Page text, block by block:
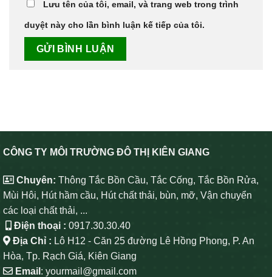
Lưu tên của tôi, email, và trang web trong trình
duyệt này cho lần bình luận kế tiếp của tôi.
CÔNG TY MÔI TRƯỜNG ĐÔ THỊ KIÊN GIANG
Chuyên: Thông Tắc Bồn Cầu, Tắc Cống, Tắc Bồn Rửa,
Mùi Hôi, Hút hầm cầu, Hút chất thải, bùn, mỡ, Vận chuyển
các loại chất thải, ...
Điện thoại : 0917.30.30.40
Địa Chỉ : Lô H12 - Căn 25 đường Lê Hồng Phong, P. An
Hòa, Tp. Rạch Giá, Kiên Giang
Email : yourmail@gmail.com